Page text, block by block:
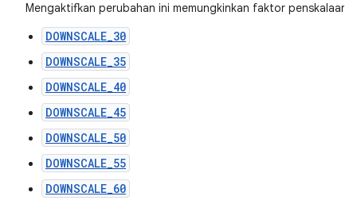
Mengaktifkan perubahan ini memungkinkan faktor penskalaan
DOWNSCALE_30
DOWNSCALE_35
DOWNSCALE_40
DOWNSCALE_45
DOWNSCALE_50
DOWNSCALE_55
DOWNSCALE_60